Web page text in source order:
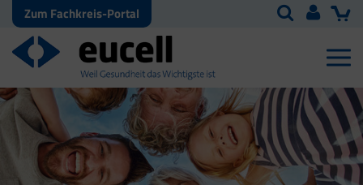
Zum Fachkreis-Portal